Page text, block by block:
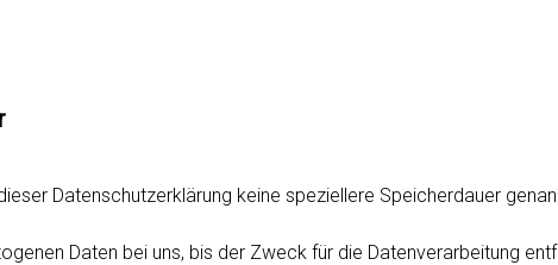
Datenschutzerklärung keine speziellere Speicherdauer
Daten bei uns, bis der Zweck für die Datenverarbeitung